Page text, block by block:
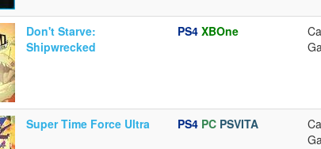
Don't Starve:
Shipwrecked
PS4 XBOne
Super Time Force Ultra PS4 PC PSVITA